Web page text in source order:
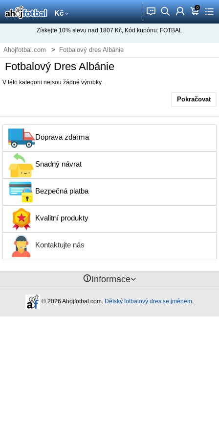
Kč 󰂱 󰂨 󰃳 0
󰃦 󰃖
Získejte 10% slevu nad 1807 Kč, Kód kupónu: FOTBAL
Ahojfotbal.com Fotbalový dres Albánie
Fotbalový Dres Albánie
V této kategorii nejsou žádné výrobky.
Pokračovat
Doprava zdarma
Snadný návrat
Bezpečná platba
Kvalitní produkty
Kontaktujte nás
󰈢Informace
© 2026 Ahojfotbal.com. Dětský fotbalový dres se jménem.